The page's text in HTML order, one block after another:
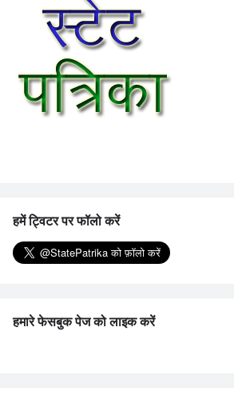
हमें ट्विटर पर फॉलो करें
हमारे फेसबुक पेज को लाइक करें